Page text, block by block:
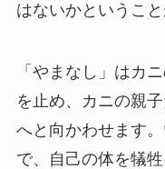
はないかというこ
「やまなし」はカ
を止め、カニの親
へと向かわせます
で、自己の体を犠